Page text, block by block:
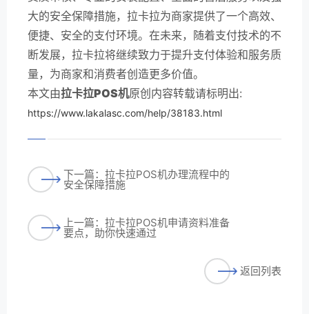
大的安全保障措施，拉卡拉为商家提供了一个高效、
便捷、安全的支付环境。在未来，随着支付技术的不
断发展，拉卡拉将继续致力于提升支付体验和服务质
量，为商家和消费者创造更多价值。
本文由拉卡拉POS机原创内容转载请标明出:
https://www.lakalasc.com/help/38183.html
下一篇：拉卡拉POS机办理流程中的
安全保障措施
上一篇：拉卡拉POS机申请资料准备
要点，助你快速通过
返回列表